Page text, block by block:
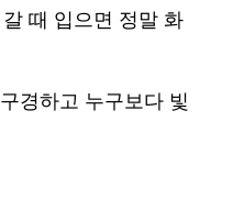
때 입으면 정말 화
경하고 누구보다 빛